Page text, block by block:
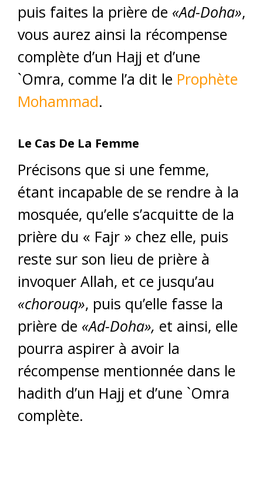
puis faites la prière de «Ad-Doha»,
vous aurez ainsi la récompense
complète d’un Hajj et d’une
`Omra, comme l’a dit le Prophète
Mohammad.
Le Cas De La Femme
Précisons que si une femme,
étant incapable de se rendre à la
mosquée, qu’elle s’acquitte de la
prière du « Fajr » chez elle, puis
reste sur son lieu de prière à
invoquer Allah, et ce jusqu’au
«chorouq», puis qu’elle fasse la
prière de «Ad-Doha», et ainsi, elle
pourra aspirer à avoir la
récompense mentionnée dans le
hadith d’un Hajj et d’une `Omra
complète.